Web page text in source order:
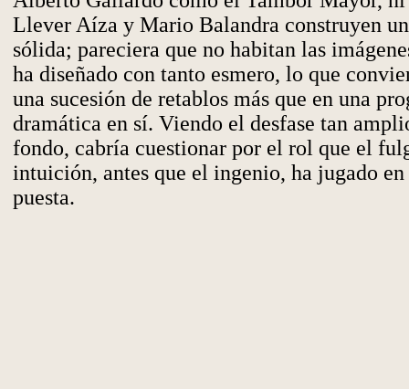
Llever Aíza y Mario Balandra construyen
sólida; pareciera que no habitan las
ha diseñado con tanto esmero, lo que
una sucesión de retablos más que en una
dramática en sí. Viendo el desfase tan
fondo, cabría cuestionar por el rol que el
intuición, antes que el ingenio, ha jugado
puesta.